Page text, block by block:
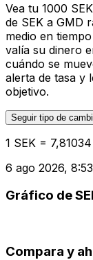
Vea tu 1000
de SEK a GMD
medio en
valía su dinero
cuándo se
alerta de tasa y
objetivo.
Seguir tipo de
1 SEK =
6 ago 2026,
Gráfico de
Compara y